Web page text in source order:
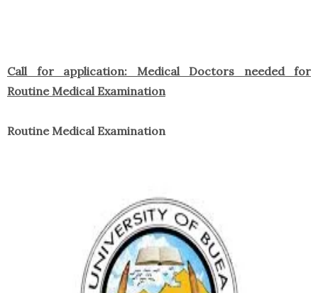
Call for application: Medical Doctors needed for
Routine Medical Examination
Routine Medical Examination